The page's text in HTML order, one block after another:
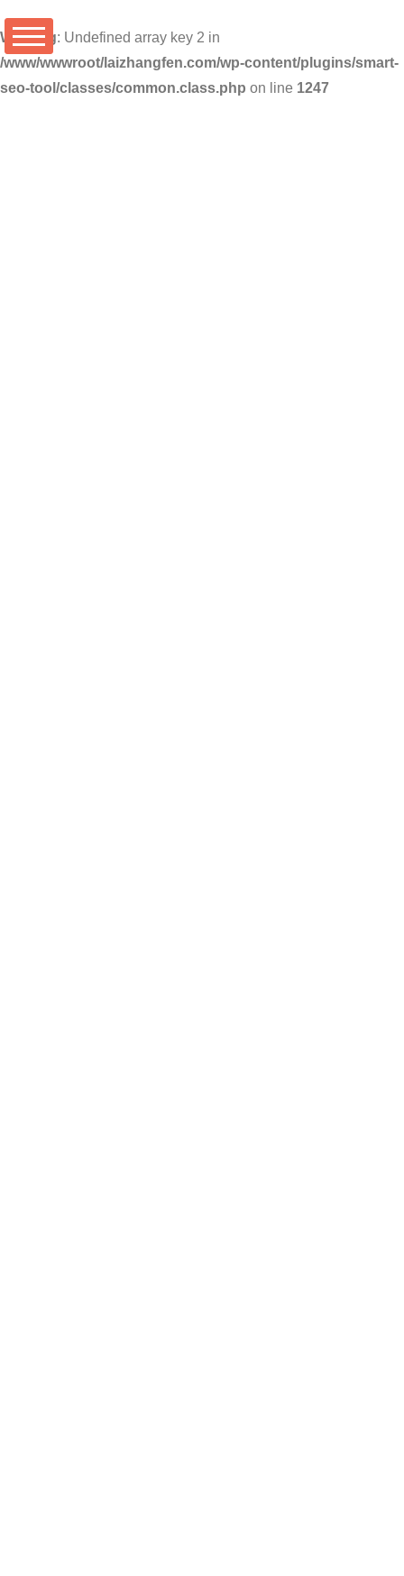
Warning: Undefined array key 2 in
/www/wwwroot/laizhangfen.com/wp-content/plugins/smart-
seo-tool/classes/common.class.php on line 1247